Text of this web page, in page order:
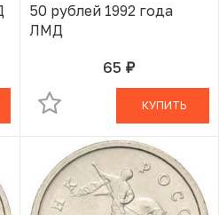
50 рублей 1992 года
ЛМД
65 руб.В КОРЗИНЕ
КУПИТЬ